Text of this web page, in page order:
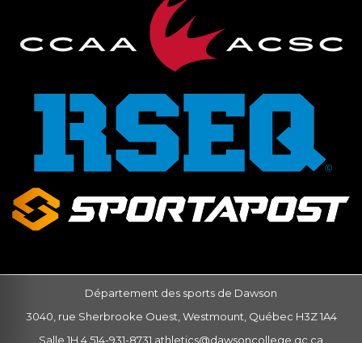
Département des sports de Dawson
3040, rue Sherbrooke Ouest, Westmount, Québec H3Z 1A4
Salle 1H.4 514-931-8731 athletics@dawsoncollege.qc.ca